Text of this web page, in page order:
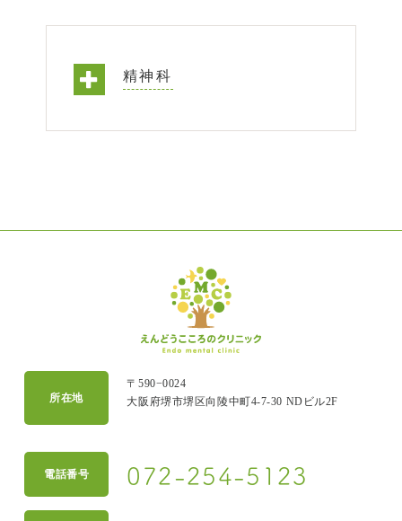
精神科
所在地
〒590−0024
大阪府堺市堺区向陵中町4-7-30 NDビル2F
電話番号 072-254-5123